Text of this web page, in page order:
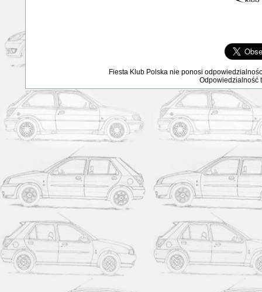
Fiesta Klub Polska nie ponosi
Odpowiedzialność